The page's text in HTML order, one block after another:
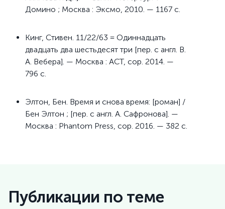
Домино ; Москва : Эксмо, 2010. — 1167 с.
Кинг, Стивен. 11/22/63 = Одиннадцать
двадцать два шестьдесят три [пер. с англ. В.
А. Вебера]. — Москва : АСТ, cop. 2014. —
796 с.
Элтон, Бен. Время и снова время: [роман] /
Бен Элтон ; [пер. с англ. А. Сафронова]. —
Москва : Phantom Press, cop. 2016. — 382 с.
Публикации по теме